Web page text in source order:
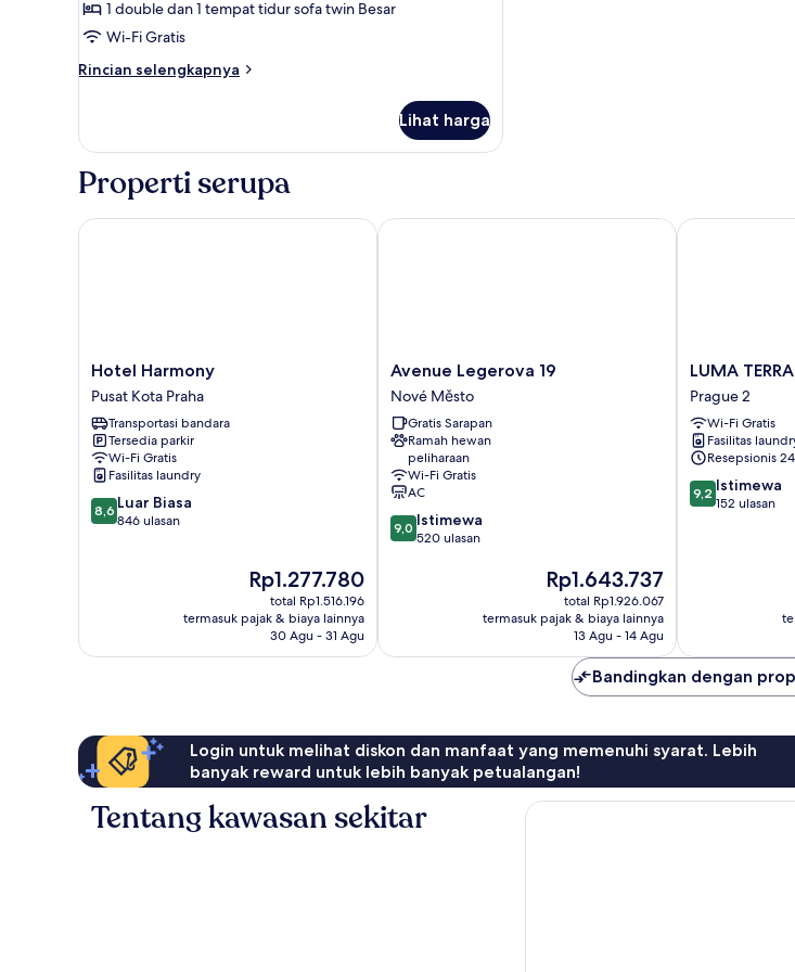
1 double dan 1 tempat tidur sofa twin Besar
Wi-Fi Gratis
Rincian selengkapnya
Rincian
Dupleks
Lihat harga
Properti serupa
Hotel
Harmony
Pusat
Kota
Praha
Hotel Harmony
Pusat Kota Praha
Transportasi bandara
Tersedia parkir
Wi-Fi Gratis
Fasilitas laundry
8.6
dari
8,6 Luar Biasa
846 ulasan
Harga
sekarang
Rp1.277.780
Rp1.277.780
total Rp1.516.196
termasuk pajak & biaya lainnya
30 Agu - 31 Agu
Hotel Harmony
Avenue
Legerova
19
Nové
Město
Avenue Legerova 19
Nové Město
Gratis Sarapan
Ramah hewan
peliharaan
Wi-Fi Gratis
AC
9.0
dari
9,0 Istimewa
520 ulasan
Harga
sekarang
Rp1.643.737
Rp1.643.737
total Rp1.926.067
termasuk pajak & biaya lainnya
13 Agu - 14 Agu
Avenue Legerova 19
LUMA
TERRA
PRAGUE
Prague
2
LUMA
Prague 2
Wi-Fi Gratis
Fasilitas
Resepsionis
9.2
dari
9,2 Istimewa
152 ulasan
LUMA TERRA
Bandingkan dengan
Login untuk melihat diskon dan manfaat yang memenuhi syarat. Lebih
banyak reward untuk lebih banyak petualangan!
Tentang kawasan sekitar